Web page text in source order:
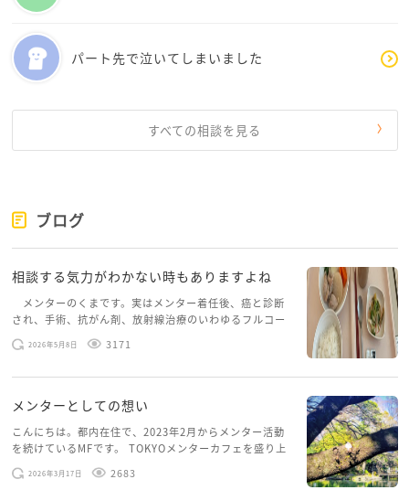
子供にも、ママが怒らなくなって嬉しいと言われ、複
雑な気分になります。
かすさん、どうか頑張りすぎないでくださいね。
パート先で泣いてしまいました
すべての相談を見る
ブログ
相談する気力がわかない時もありますよね
メンターのくまです。実はメンター着任後、癌と診断
され、手術、抗がん剤、放射線治療のいわゆるフルコー
スを体験していて、しばらくメンターカフェに来られて
いませんでした。体力だけでなく、気力も落ちパソコン
2026年5月8日 3171
メンターとしての想い
こんにちは。都内在住で、2023年2月からメンター活動
を続けているMFです。 TOKYOメンターカフェを盛り上
げたいという想いから、勇気を出して初めてブログを投
稿してみようと思います。少し自分のことを書いてみま
2026年3月17日 2683